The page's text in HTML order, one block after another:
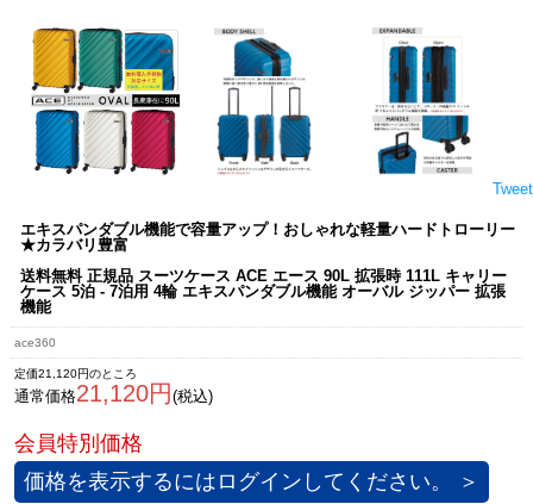
Tweet
エキスパンダブル機能で容量アップ！おしゃれな軽量ハードトローリー
★カラバリ豊富
送料無料 正規品 スーツケース ACE エース 90L 拡張時 111L キャリー
ケース 5泊 - 7泊用 4輪 エキスパンダブル機能 オーバル ジッパー 拡張
機能
ace360
定価21,120円のところ
通常価格21,120円 (税込)
価格を表示するにはログインしてください。 ＞